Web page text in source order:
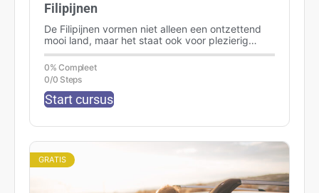
Filipijnen
De Filipijnen vormen niet alleen een ontzettend
mooi land, maar het staat ook voor plezierig
reizen door de vriendelijke bevolking.…
0% Compleet
0/0 Steps
Start cursus
GRATIS